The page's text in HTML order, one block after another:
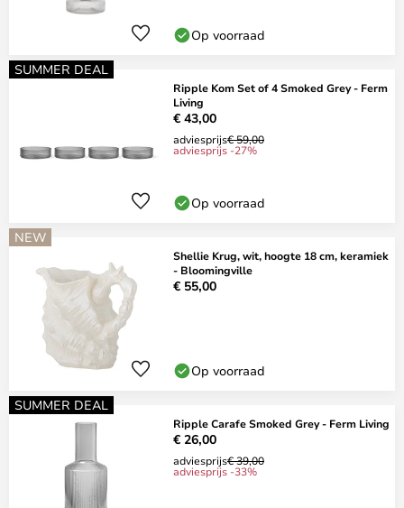
Op voorraad
SUMMER DEAL
Ripple Kom Set of 4 Smoked Grey - Ferm
Living
€ 43,00
adviesprijs€ 59,00
adviesprijs -27%
Op voorraad
NEW
Shellie Krug, wit, hoogte 18 cm, keramiek
- Bloomingville
€ 55,00
Op voorraad
SUMMER DEAL
Ripple Carafe Smoked Grey - Ferm Living
€ 26,00
adviesprijs€ 39,00
adviesprijs -33%